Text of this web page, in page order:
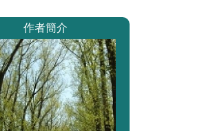
作者簡介